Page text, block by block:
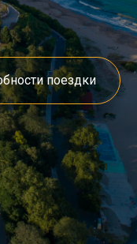
поездки